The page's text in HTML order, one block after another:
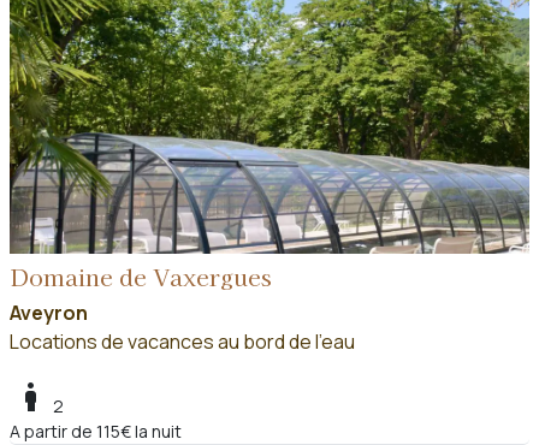
Domaine de Vaxergues
Aveyron
Locations de vacances au bord de l'eau
boy
2
A partir de 115€ la nuit